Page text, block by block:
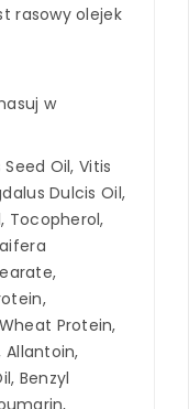
rasowy olejek
w
Oil, Vitis
Dulcis Oil,
Tocopherol,
Protein,
Allantoin,
Benzyl